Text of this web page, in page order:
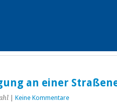
an einer
Keine Kommentare